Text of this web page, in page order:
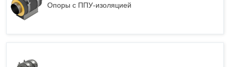
Опоры с ППУ-изоляцией